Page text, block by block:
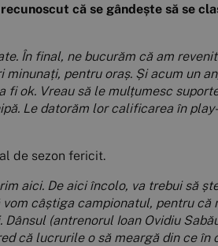
că se gândește să se
În final, ne bucurăm că am
pentru oraș. Și acum un
ok. Vreau să le mulțumesc
Le datorăm lor calificarea în
de sezon fericit.
aici. De aici încolo, va trebui să
câștiga campionatul, pentru că
(antrenorul Ioan Ovidiu
că lucrurile o să meargă din ce în